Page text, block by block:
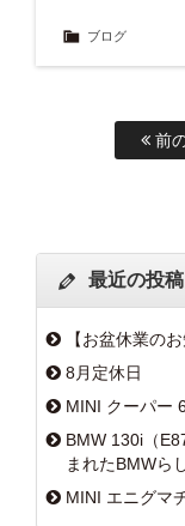
ブログ
前
最近の投稿
【お盆休業のお
8月定休日
MINI クーパー
BMW 130i（
まれたBMWら
MINI エニグマ